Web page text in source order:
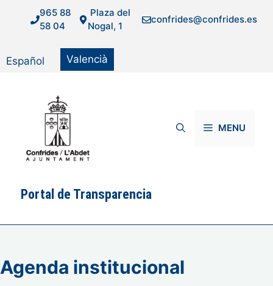
965 88
58 04
Plaza del
Nogal, 1
confrides@confrides.es
Español Valencià
MENU
Portal de Transparencia
Agenda institucional